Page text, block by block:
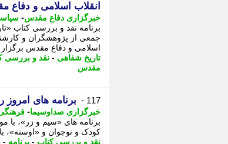
انقلاب اسلامی و دفاع
خبرگزاری دفاع مقدس-
برنامه نقد و بررسی کتاب
جمعی از پژوهشگران و
اسلامی و دفاع مقدس
تاریخ شفاهی - نقد و بررسی
مقدس
117 - برنامه های امروز
خبرگزاری صداوسیما-
برنامه های «سیم و زر»، با
کودک و نوجوان و «اوسنه»،
نقد و بررسی کتاب - برنامه -